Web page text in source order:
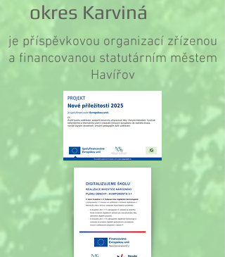
okres Karviná
je příspěvkovou organizací zřízenou
a financovanou statutárním městem
Havířov